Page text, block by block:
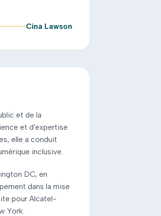
Cina Lawson
et de la
et d'expertise
elle a conduit
inclusive.
DC, en
dans la mise
pour Alcatel-
York.